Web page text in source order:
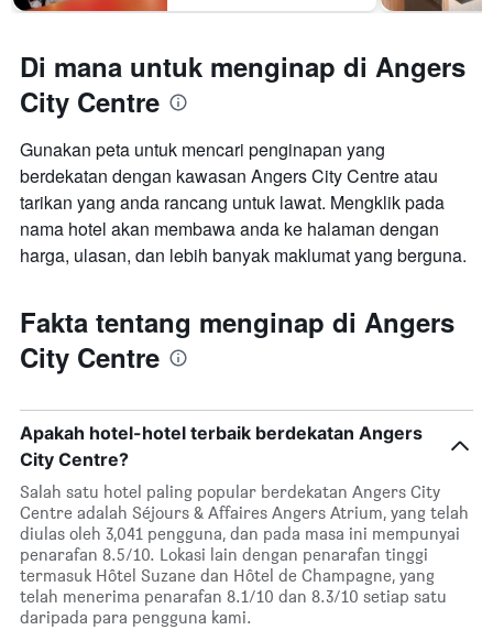
Di mana untuk menginap di Angers
City Centre
Gunakan peta untuk mencari penginapan yang
berdekatan dengan kawasan Angers City Centre atau
tarikan yang anda rancang untuk lawat. Mengklik pada
nama hotel akan membawa anda ke halaman dengan
harga, ulasan, dan lebih banyak maklumat yang berguna.
Fakta tentang menginap di Angers
City Centre
Apakah hotel-hotel terbaik berdekatan Angers
City Centre?
Salah satu hotel paling popular berdekatan Angers City
Centre adalah Séjours & Affaires Angers Atrium, yang telah
diulas oleh 3,041 pengguna, dan pada masa ini mempunyai
penarafan 8.5/10. Lokasi lain dengan penarafan tinggi
termasuk Hôtel Suzane dan Hôtel de Champagne, yang
telah menerima penarafan 8.1/10 dan 8.3/10 setiap satu
daripada para pengguna kami.